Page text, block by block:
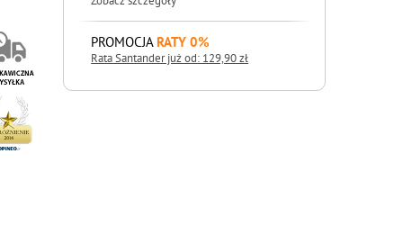
PROMOCJA RATY 0%
Rata Santander już od: 129,90 zł